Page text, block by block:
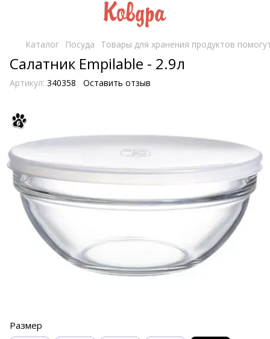
Каталог Посуда Товары для хранения продуктов
Салатник Empilable - 2.9л
Артикул: 340358 Оставить отзыв
Размер